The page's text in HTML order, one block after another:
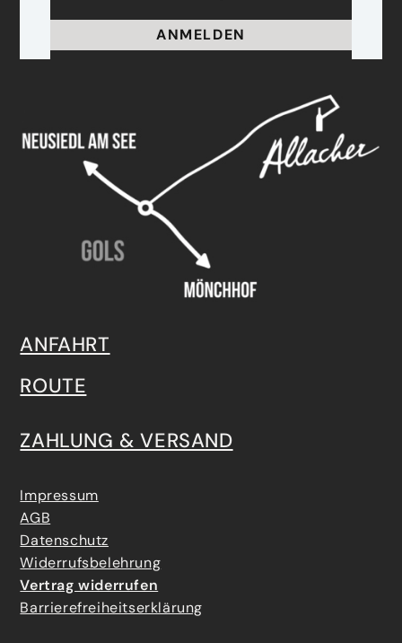
ANMELDEN
ANFAHRT
ROUTE
ZAHLUNG & VERSAND
Impressum
AGB
Datenschutz
Widerrufsbelehrung
Vertrag widerrufen
Barrierefreiheitserklärung